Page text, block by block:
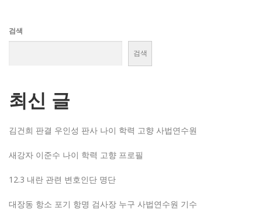
검색
검색
최신 글
김건희 판결 우인성 판사 나이 학력 고향 사법연수원
새강자 이준수 나이 학력 고향 프로필
12.3 내란 관련 변호인단 명단
대장동 항소 포기 항명 검사장 누구 사법연수원 기수